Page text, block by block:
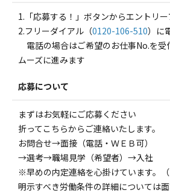
1.「応募する！」ボタンからエントリ
2.フリーダイアル（0120-106-510）に
電話の場合はご希望のお仕事No.を受
ムーズに進みます
応募について
まずはお気軽にご応募ください
折ってこちらからご連絡いたします。
お問合せ→面接（電話・ＷＥＢ可）
→選考→職場見学（希望者）→入社
※早めの内定連絡を心掛けています。（
明示すべき労働条件の詳細については